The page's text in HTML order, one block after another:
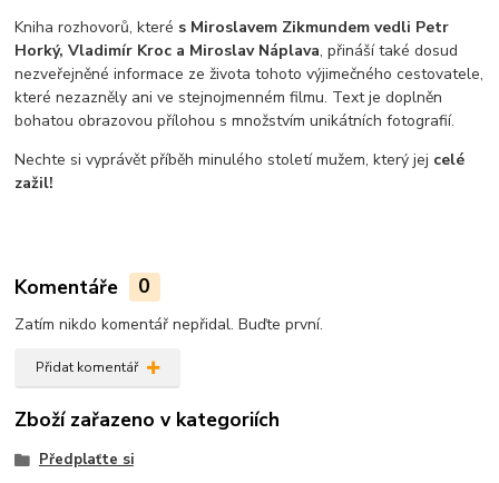
Kniha rozhovorů, které s Miroslavem Zikmundem vedli Petr
Horký, Vladimír Kroc a Miroslav Náplava, přináší také dosud
nezveřejněné informace ze života tohoto výjimečného cestovatele,
které nezazněly ani ve stejnojmenném filmu. Text je doplněn
bohatou obrazovou přílohou s množstvím unikátních fotografií.
Nechte si vyprávět příběh minulého století mužem, který jej celé
zažil!
Komentáře 0
Zatím nikdo komentář nepřidal. Buďte první.
Přidat komentář
Zboží zařazeno v kategoriích
Předplaťte si